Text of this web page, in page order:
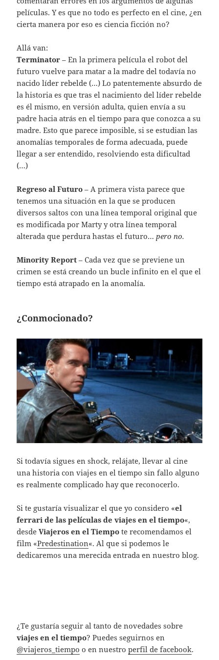
películas. Y es que no todo es perfecto en el cine, ¿en
cierta manera por eso es ciencia ficción no?
Allá van:
Terminator – En la primera película el robot del
futuro vuelve para matar a la madre del todavía no
nacido líder rebelde (…) Lo patentemente absurdo de
la historia es que tras el nacimiento del líder rebelde
es él mismo, en versión adulta, quien envía a su
padre hacia atrás en el tiempo para que conozca a su
madre. Esto que parece imposible, si se estudian las
anomalías temporales de forma adecuada, puede
llegar a ser entendido, resolviendo esta dificultad
(…)
Regreso al Futuro – A primera vista parece que
tenemos una situación en la que se producen
diversos saltos con una línea temporal original que
es modificada por Marty y otra línea temporal
alterada que perdura hastas el futuro… pero no.
Minority Report – Cada vez que se previene un
crimen se está creando un bucle infinito en el que el
tiempo está atrapado en la anomalía.
¿Conmocionado?
Si todavía sigues en shock, relájate, llevar al cine
una historia con viajes en el tiempo sin fallo alguno
es realmente complicado hay que reconocerlo.
Si te gustaría visualizar el que yo considero «el
ferrari de las películas de viajes en el tiempo«,
desdeViajeros en el Tiempo te recomendamos el
film «Predestination«. Al que si podemos le
dedicaremos una merecida entrada en nuestro blog.
¿Te gustaría seguir al tanto de novedades sobre
viajes en el tiempo? Puedes seguirnos en
@viajeros_tiempo o en nuestroperfil de facebook.